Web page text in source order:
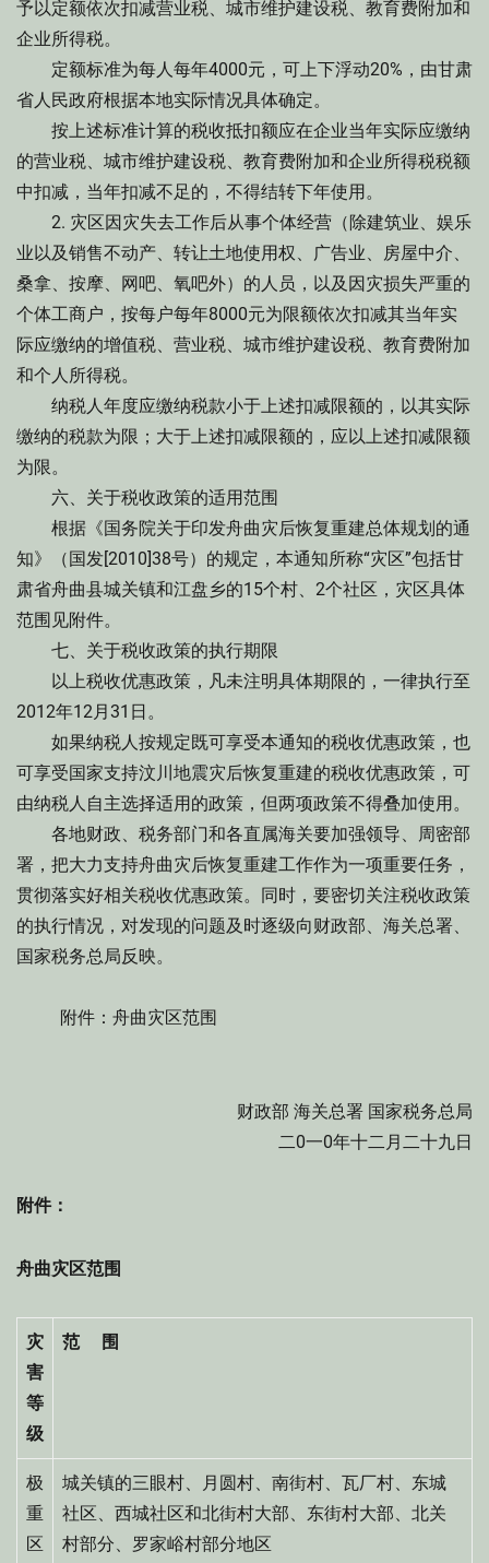
予以定额依次扣减营业税、城市维护建设税、教育费附加和
企业所得税。
定额标准为每人每年4000元，可上下浮动20%，由甘肃
省人民政府根据本地实际情况具体确定。
按上述标准计算的税收抵扣额应在企业当年实际应缴纳
的营业税、城市维护建设税、教育费附加和企业所得税税额
中扣减，当年扣减不足的，不得结转下年使用。
2. 灾区因灾失去工作后从事个体经营（除建筑业、娱乐
业以及销售不动产、转让土地使用权、广告业、房屋中介、
桑拿、按摩、网吧、氧吧外）的人员，以及因灾损失严重的
个体工商户，按每户每年8000元为限额依次扣减其当年实
际应缴纳的增值税、营业税、城市维护建设税、教育费附加
和个人所得税。
纳税人年度应缴纳税款小于上述扣减限额的，以其实际
缴纳的税款为限；大于上述扣减限额的，应以上述扣减限额
为限。
六、关于税收政策的适用范围
根据《国务院关于印发舟曲灾后恢复重建总体规划的通
知》（国发[2010]38号）的规定，本通知所称“灾区”包括甘
肃省舟曲县城关镇和江盘乡的15个村、2个社区，灾区具体
范围见附件。
七、关于税收政策的执行期限
以上税收优惠政策，凡未注明具体期限的，一律执行至
2012年12月31日。
如果纳税人按规定既可享受本通知的税收优惠政策，也
可享受国家支持汶川地震灾后恢复重建的税收优惠政策，可
由纳税人自主选择适用的政策，但两项政策不得叠加使用。
各地财政、税务部门和各直属海关要加强领导、周密部
署，把大力支持舟曲灾后恢复重建工作作为一项重要任务，
贯彻落实好相关税收优惠政策。同时，要密切关注税收政策
的执行情况，对发现的问题及时逐级向财政部、海关总署、
国家税务总局反映。
附件：舟曲灾区范围
财政部 海关总署 国家税务总局
二0一0年十二月二十九日
附件：
舟曲灾区范围
灾
害
等
级
范 围
极
重
区
城关镇的三眼村、月圆村、南街村、瓦厂村、东城
社区、西城社区和北街村大部、东街村大部、北关
村部分、罗家峪村部分地区